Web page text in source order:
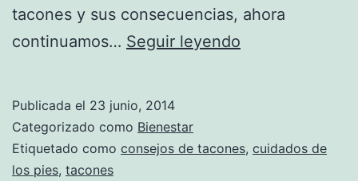
tacones y sus consecuencias, ahora
continuamos… Seguir leyendo
(Parte
Publicada el 23 junio, 2014
Categorizado como Bienestar
Etiquetado como consejos de tacones, cuidados de
los pies, tacones